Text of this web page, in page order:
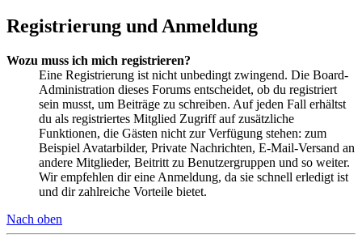
Registrierung und Anmeldung
Wozu muss ich mich registrieren?
Eine Registrierung ist nicht unbedingt zwingend. Die Board-
Administration dieses Forums entscheidet, ob du registriert
sein musst, um Beiträge zu schreiben. Auf jeden Fall erhältst
du als registriertes Mitglied Zugriff auf zusätzliche
Funktionen, die Gästen nicht zur Verfügung stehen: zum
Beispiel Avatarbilder, Private Nachrichten, E-Mail-Versand an
andere Mitglieder, Beitritt zu Benutzergruppen und so weiter.
Wir empfehlen dir eine Anmeldung, da sie schnell erledigt ist
und dir zahlreiche Vorteile bietet.
Nach oben